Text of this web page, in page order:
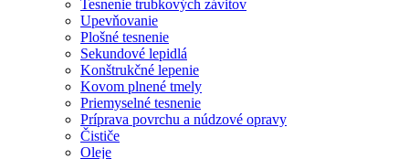
Tesnenie trubkových závitov
Upevňovanie
Plošné tesnenie
Sekundové lepidlá
Konštrukčné lepenie
Kovom plnené tmely
Priemyselné tesnenie
Príprava povrchu a núdzové opravy
Čističe
Oleje